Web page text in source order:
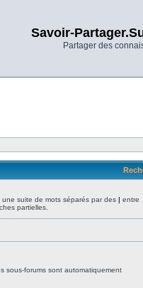
Savoir-
Partager des
suite de mots séparés par des | entre
partielles.
sous-forums sont automatiquement